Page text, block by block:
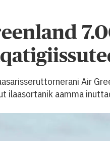
Air
ilaasortanik aamma